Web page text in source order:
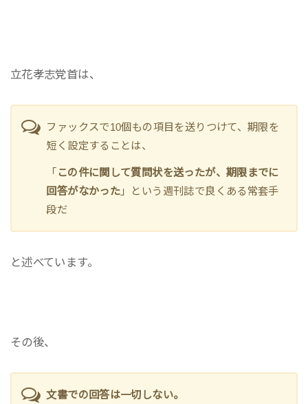
立花孝志党首は、
ファックスで10個もの項目を送りつけて、期限を
短く設定することは、
「 この件に関して質問状を送ったが、期限までに
回答がなかった 」という週刊誌で良くある常套手
段だ
と述べています。
その後、
文書での回答は一切しない。